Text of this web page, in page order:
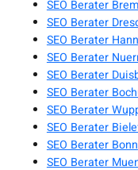
SEO Berater
SEO Berater
SEO Berater
SEO Berater
SEO Berater
SEO Berater
SEO Berater
SEO Berater
SEO Berater Bonn
SEO Berater